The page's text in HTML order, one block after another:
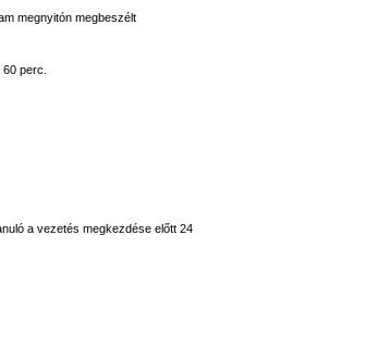
megnyitón megbeszélt
perc.
a vezetés megkezdése előtt 24